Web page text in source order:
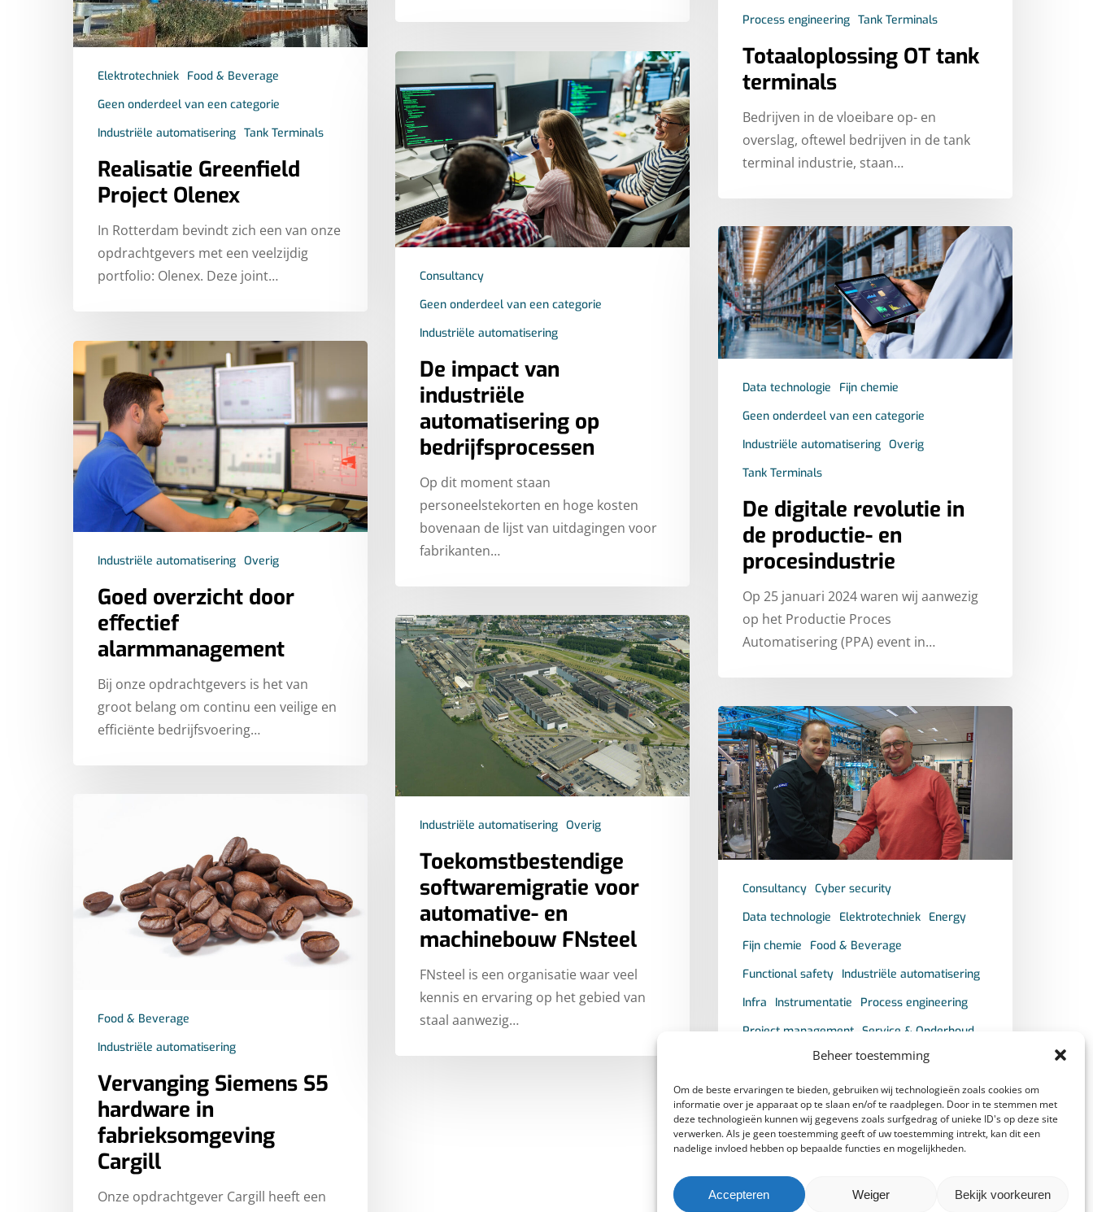
Beheer toestemming
Om de beste ervaringen te bieden, gebruiken wij technologieën zoals cookies om
informatie over je apparaat op te slaan en/of te raadplegen. Door in te stemmen met
deze technologieën kunnen wij gegevens zoals surfgedrag of unieke ID's op deze site
verwerken. Als je geen toestemming geeft of uw toestemming intrekt, kan dit een
nadelige invloed hebben op bepaalde functies en mogelijkheden.
Accepteren Weiger Bekijk voorkeuren
Process engineering Tank Terminals
Totaaloplossing OT tank
terminals
Bedrijven in de vloeibare op- en
overslag, oftewel bedrijven in de tank
terminal industrie, staan…
Elektrotechniek Food & Beverage
Geen onderdeel van een categorie
Industriële automatisering Tank Terminals
Realisatie Greenfield
Project Olenex
In Rotterdam bevindt zich een van onze
opdrachtgevers met een veelzijdig
portfolio: Olenex. Deze joint…
Consultancy
Geen onderdeel van een categorie
Industriële automatisering
De impact van
industriële
automatisering op
bedrijfsprocessen
Op dit moment staan
personeelstekorten en hoge kosten
bovenaan de lijst van uitdagingen voor
fabrikanten…
Data technologie
Fijn chemie
Geen onderdeel van een categorie
Industriële automatisering Overig
Tank Terminals
De digitale revolutie in
de productie- en
procesindustrie
Op 25 januari 2024 waren wij aanwezig
op het Productie Proces
Automatisering (PPA) event in…
Industriële automatisering Overig
Goed overzicht door
eﬀectief
alarmmanagement
Bij onze opdrachtgevers is het van
groot belang om continu een veilige en
efficiënte bedrijfsvoering…
Industriële automatisering Overig
Toekomstbestendige
softwaremigratie voor
automative- en
machinebouw FNsteel
FNsteel is een organisatie waar veel
kennis en ervaring op het gebied van
staal aanwezig…
Consultancy Cyber security
Data technologie
Elektrotechniek Energy
Fijn chemie
Food & Beverage
Functional safety Industriële automatisering
Infra
Instrumentatie
Process engineering
Project management Service & Onderhoud
Tank Terminals
‘Kansen genoeg!’
“Een samenwerking moet altijd iets
opleveren: één en één moet meer dan
twee zijn!” Richard…
Food & Beverage
Industriële automatisering
Vervanging Siemens S5
hardware in
fabrieksomgeving
Cargill
Onze opdrachtgever Cargill heeft een